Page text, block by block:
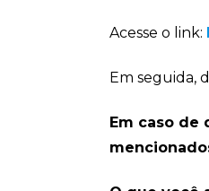
Acesse o link:
Em seguida,
Em caso de